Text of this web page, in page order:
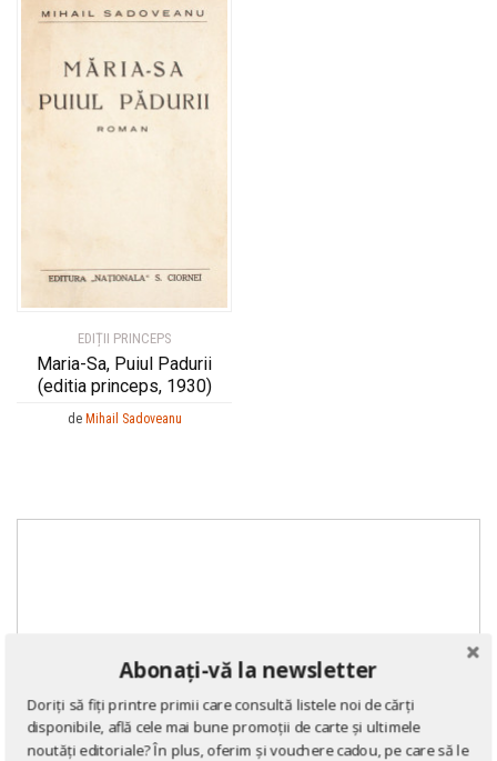
EDIȚII PRINCEPS
Maria-Sa, Puiul Padurii
(editia princeps, 1930)
de Mihail Sadoveanu
Abonați-vă la newsletter
Doriți să fiți printre primii care consultă listele noi de cărți
disponibile, află cele mai bune promoții de carte și ultimele
noutăți editoriale? În plus, oferim și vouchere cadou, pe care să le